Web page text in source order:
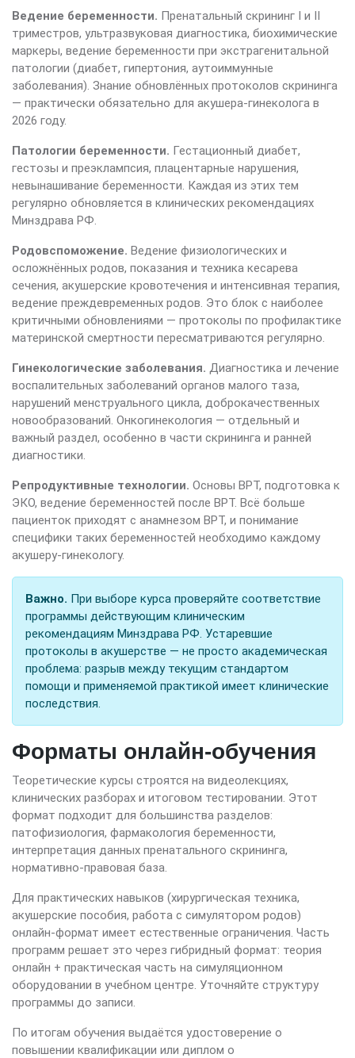
Ведение беременности. Пренатальный скрининг I и II
триместров, ультразвуковая диагностика, биохимические
маркеры, ведение беременности при экстрагенитальной
патологии (диабет, гипертония, аутоиммунные
заболевания). Знание обновлённых протоколов скрининга
— практически обязательно для акушера-гинеколога в
2026 году.
Патологии беременности. Гестационный диабет,
гестозы и преэклампсия, плацентарные нарушения,
невынашивание беременности. Каждая из этих тем
регулярно обновляется в клинических рекомендациях
Минздрава РФ.
Родовспоможение. Ведение физиологических и
осложнённых родов, показания и техника кесарева
сечения, акушерские кровотечения и интенсивная терапия,
ведение преждевременных родов. Это блок с наиболее
критичными обновлениями — протоколы по профилактике
материнской смертности пересматриваются регулярно.
Гинекологические заболевания. Диагностика и лечение
воспалительных заболеваний органов малого таза,
нарушений менструального цикла, доброкачественных
новообразований. Онкогинекология — отдельный и
важный раздел, особенно в части скрининга и ранней
диагностики.
Репродуктивные технологии. Основы ВРТ, подготовка к
ЭКО, ведение беременностей после ВРТ. Всё больше
пациенток приходят с анамнезом ВРТ, и понимание
специфики таких беременностей необходимо каждому
акушеру-гинекологу.
Важно. При выборе курса проверяйте соответствие
программы действующим клиническим
рекомендациям Минздрава РФ. Устаревшие
протоколы в акушерстве — не просто академическая
проблема: разрыв между текущим стандартом
помощи и применяемой практикой имеет клинические
последствия.
Форматы онлайн-обучения
Теоретические курсы строятся на видеолекциях,
клинических разборах и итоговом тестировании. Этот
формат подходит для большинства разделов:
патофизиология, фармакология беременности,
интерпретация данных пренатального скрининга,
нормативно-правовая база.
Для практических навыков (хирургическая техника,
акушерские пособия, работа с симулятором родов)
онлайн-формат имеет естественные ограничения. Часть
программ решает это через гибридный формат: теория
онлайн + практическая часть на симуляционном
оборудовании в учебном центре. Уточняйте структуру
программы до записи.
По итогам обучения выдаётся удостоверение о
повышении квалификации или диплом о